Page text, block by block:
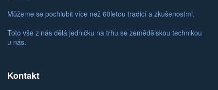
Můžeme se pochlubit více než 60letou tradicí a zkušenostmi.
Toto vše z nás dělá jedničku na trhu se zemědělskou technikou
u nás.
Kontakt